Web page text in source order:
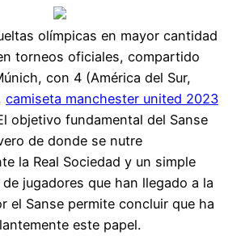
olímpicas en mayor cantidad
torneos oficiales, compartido
con 4 (América del Sur,
camiseta manchester united 2023
objetivo fundamental del Sanse
de donde se nutre
la Real Sociedad y un simple
jugadores que han llegado a la
el Sanse permite concluir que ha
este papel.